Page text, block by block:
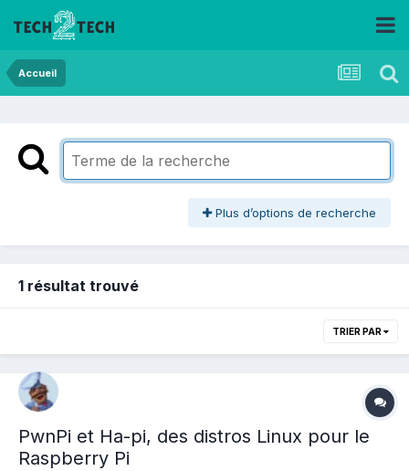
Accueil
Plus d’options de recherche
1 résultat trouvé
TRIER PAR
PwnPi et Ha-pi, des distros Linux pour le
Raspberry Pi